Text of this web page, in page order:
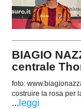
BIAGIO
centrale
foto:
costruire la rosa per
... leggi